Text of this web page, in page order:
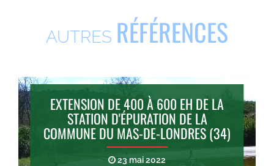
AUTRES RÉFÉRENCES
EXTENSION DE 400 À 600 EH DE LA
STATION D'ÉPURATION DE LA
COMMUNE DU MAS-DE-LONDRES (34)
23 mai 2022